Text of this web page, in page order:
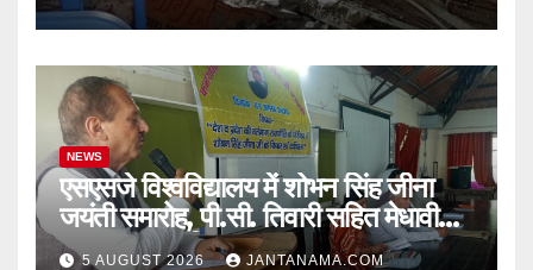
NEWS
एसएसजे विश्वविद्यालय में शोभन सिंह जीना
जयंती समारोह, पी.सी. तिवारी सहित मेधावी
छात्र हुए सम्मानित
5 AUGUST 2026 JANTANAMA.COM